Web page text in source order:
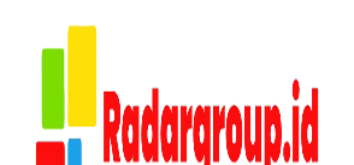
Langsung